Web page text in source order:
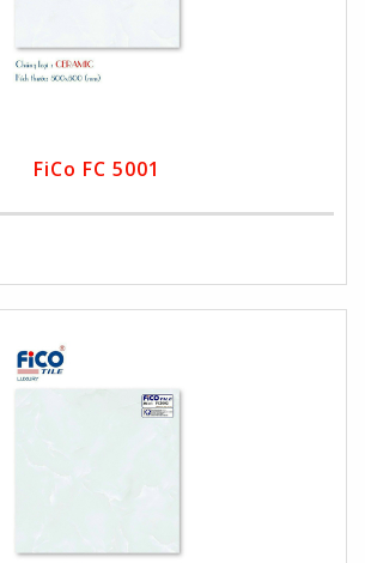
FiCo FC 5001